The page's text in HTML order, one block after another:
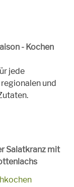
- Kochen
jede
und
Salatkranz mit